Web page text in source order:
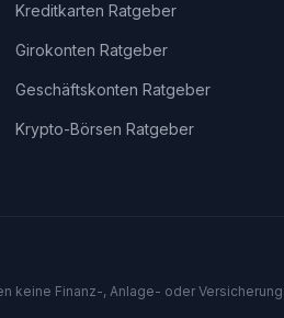
Kreditkarten Ratgeber
Girokonten Ratgeber
Geschäftskonten Ratgeber
Krypto-Börsen Ratgeber
keine Finanz-, Anlage- oder